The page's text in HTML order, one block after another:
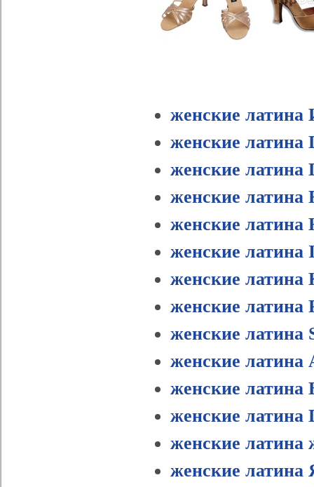
женские латина
женские латина
женские
женские латина
женские латина
женские латина
женские латина
женские латина
женские латина
женские латина
женские латина
женские латина
женские латина
женские латина